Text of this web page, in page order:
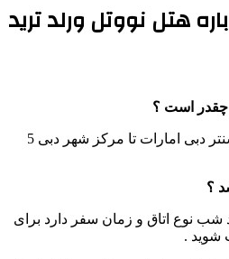
هتل نووتل ورلد ترید
چقدر است ؟
فاصله هتل نووتل ورلد ترید سنتر دبی امارات تا مرکز شهر دبی 5
؟
شب نوع اتاق و زمان سفر دارد برای
شوید .